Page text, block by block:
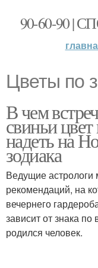
90-60-90 |
Цветы по
В чем
свиньи
надеть на
зодиака
Ведущие астрологи
рекомендаций, на
вечернего
зависит от знака
родился человек.